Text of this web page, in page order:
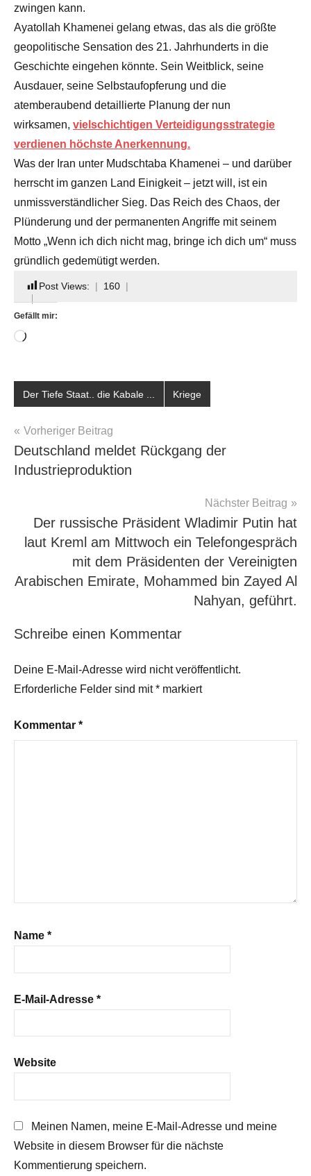
zwingen kann.
Ayatollah Khamenei gelang etwas, das als die größte
geopolitische Sensation des 21. Jahrhunderts in die
Geschichte eingehen könnte. Sein Weitblick, seine
Ausdauer, seine Selbstaufopferung und die
atemberaubend detaillierte Planung der nun
wirksamen, vielschichtigen Verteidigungsstrategie
verdienen höchste Anerkennung.
Was der Iran unter Mudschtaba Khamenei – und darüber
herrscht im ganzen Land Einigkeit – jetzt will, ist ein
unmissverständlicher Sieg. Das Reich des Chaos, der
Plünderung und der permanenten Angriffe mit seinem
Motto „Wenn ich dich nicht mag, bringe ich dich um“ muss
gründlich gedemütigt werden.
Post Views: 160
Gefällt mir:
Wird
Schlagwörter:
Iran.
Trump
Der Tiefe Staat.. die Kabale ... Kriege
Beitragsnavigation
Vorheriger Beitrag
Deutschland meldet Rückgang der
Industrieproduktion
Nächster Beitrag
Der russische Präsident Wladimir Putin hat
laut Kreml am Mittwoch ein Telefongespräch
mit dem Präsidenten der Vereinigten
Arabischen Emirate, Mohammed bin Zayed Al
Nahyan, geführt.
Schreibe einen Kommentar
Deine E-Mail-Adresse wird nicht veröffentlicht.
Erforderliche Felder sind mit* markiert
Kommentar *
Name *
E-Mail-Adresse *
Website
Meinen Namen, meine E-Mail-Adresse und meine
Website in diesem Browser für die nächste
Kommentierung speichern.